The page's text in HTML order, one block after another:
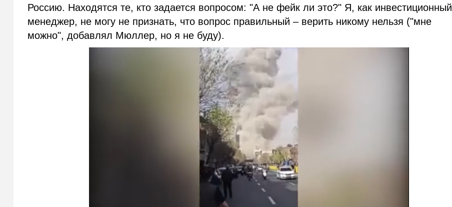
Россию. Находятся те, кто задается вопросом: "А не фейк ли это?" Я, как инвестиционный
менеджер, не могу не признать, что вопрос правильный – верить никому нельзя ("мне
можно", добавлял Мюллер, но я не буду).